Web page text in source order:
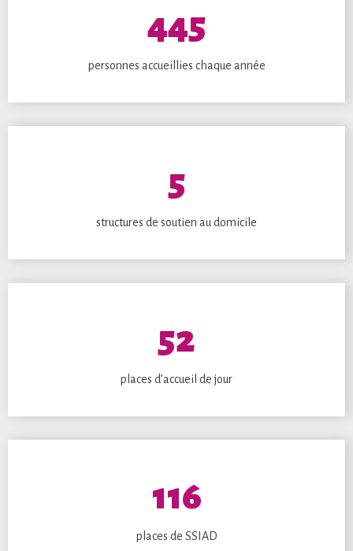
445
personnes accueillies chaque année
5
structures de soutien au domicile
52
places d’accueil de jour
116
places de SSIAD